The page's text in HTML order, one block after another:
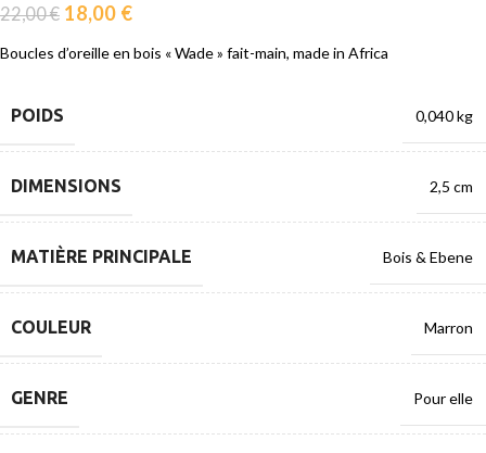
22,00€ 18,00 €
Boucles d’oreille en bois « Wade » fait-main, made in Africa
POIDS 0,040 kg
DIMENSIONS 2,5 cm
MATIÈRE PRINCIPALE Bois & Ebene
COULEUR Marron
GENRE Pour elle